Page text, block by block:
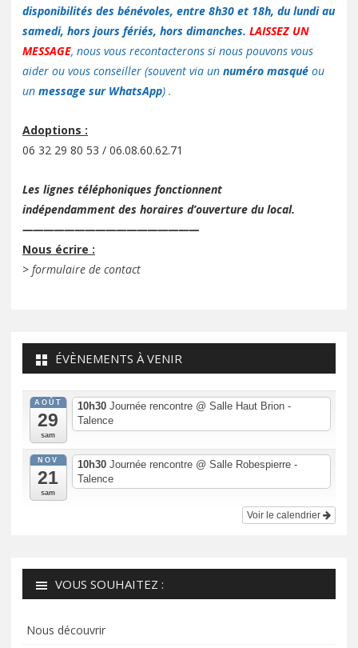
disponibilités des bénévoles, entre 8h30 et 18h, du lundi au
samedi, hors jours fériés, hors dimanches. LAISSEZ UN
MESSAGE, nous vous recontacterons si nous pouvons vous
aider ou vous conseiller (souvent via un numéro masqué ou
un message sur WhatsApp) .
Adoptions :
06 32 29 80 53 / 06.08.60.62.71
Les lignes téléphoniques fonctionnent
indépendamment des horaires d’ouverture du local.
—————————————————
Nous écrire :
> formulaire de contact
ÉVÈNEMENTS À VENIR
AOÛT
29
sam
10h30 Journée rencontre @ Salle Haut Brion -
Talence
NOV
21
sam
10h30 Journée rencontre @ Salle Robespierre -
Talence
Voir le calendrier
VOUS SOUHAITEZ :
Nous découvrir